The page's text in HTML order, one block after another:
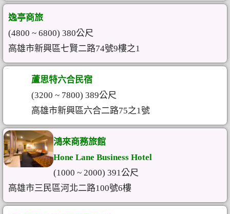
逸亭商旅
(4800 ~ 6800) 380公尺
高雄市新興區七賢二路74號9樓之1
蘆思特六合民宿
(3200 ~ 7800) 389公尺
高雄市新興區六合二路75之1號
鴻來商務旅館
Hone Lane Business Hotel
(1000 ~ 2000) 391公尺
高雄市三民區河北二路100號6樓